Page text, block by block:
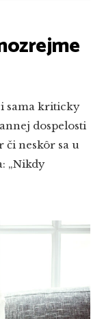
sama kriticky
dospelosti
neskôr sa u
„Nikdy